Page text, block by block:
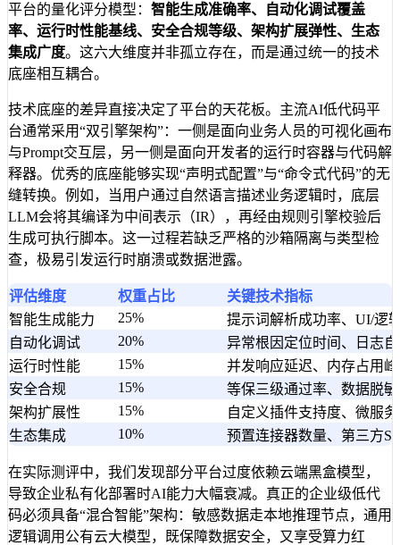
平台的量化评分模型： 智能生成准确率、自动化调试覆盖
率、运行时性能基线、安全合规等级、架构扩展弹性、生态
集成广度。这六大维度并非孤立存在，而是通过统一的技术
底座相互耦合。
技术底座的差异直接决定了平台的天花板。主流AI低代码平
台通常采用“双引擎架构”：一侧是面向业务人员的可视化画布
与Prompt交互层，另一侧是面向开发者的运行时容器与代码解
释器。优秀的底座能够实现“声明式配置”与“命令式代码”的无
缝转换。例如，当用户通过自然语言描述业务逻辑时，底层
LLM会将其编译为中间表示（IR），再经由规则引擎校验后
生成可执行脚本。这一过程若缺乏严格的沙箱隔离与类型检
查，极易引发运行时崩溃或数据泄露。
评估维度 权重占比
关键技术指标
智能生成能力
25%
提示词解析成功率、UI/逻
自动化调试
20%
异常根因定位时间、日志
运行时性能
15%
并发响应延迟、内存占用
安全合规
15%
等保三级通过率、数据脱
架构扩展性
15%
自定义插件支持度、微服
生态集成
10% 预置连接器数量、第三方
在实际测评中，我们发现部分平台过度依赖云端黑盒模型，
导致企业私有化部署时AI能力大幅衰减。真正的企业级低代
码必须具备“混合智能”架构：敏感数据走本地推理节点，通用
逻辑调用公有云大模型，既保障数据安全，又享受算力红